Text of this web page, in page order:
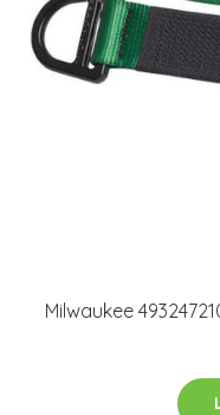
Milwaukee